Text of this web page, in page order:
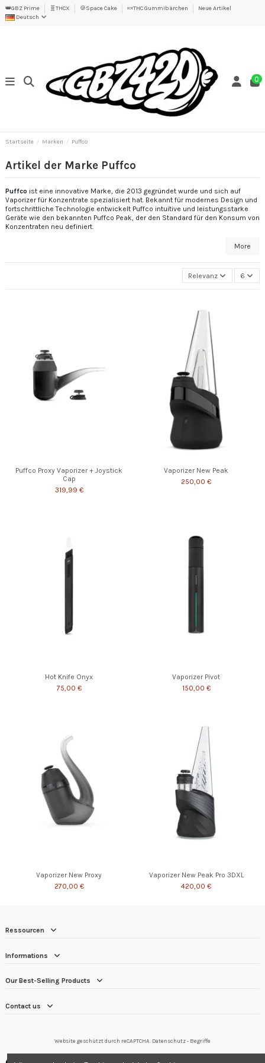
👑GBZ Prime 🧬THCX 🍪Space Cake 🍬THC Gummibärchen
Neue Artikel
Deutsch
0
Startseite Marken Puffco
Artikel der Marke Puffco
Puffco ist eine innovative Marke, die 2013 gegründet wurde und sich auf
Vaporizer für Konzentrate spezialisiert hat. Bekannt für modernes Design und
fortschrittliche Technologie entwickelt Puffco intuitive und leistungsstarke
Geräte wie den bekannten Puffco Peak, der den Standard für den Konsum von
Konzentraten neu definiert.
More
Relevanz 6
Puffco Proxy Vaporizer + Joystick
Cap
319,99 €
Vaporizer New Peak
250,00 €
Hot Knife Onyx
75,00 €
Vaporizer Pivot
150,00 €
Vaporizer New Proxy
270,00 €
Vaporizer New Peak Pro 3DXL
420,00 €
Ressourcen
Informations
Our Best-Selling Products
Contact us
Website geschützt durch reCAPTCHA. Datenschutz- Begriffe
Händler zugelassen von Gesellschaft für Garantierte Bewertungen,